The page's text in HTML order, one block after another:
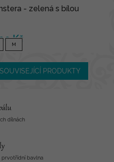
- zelená s bílou
Kč
M
PRODUKTY
dílnách
prvotřídní bavlna